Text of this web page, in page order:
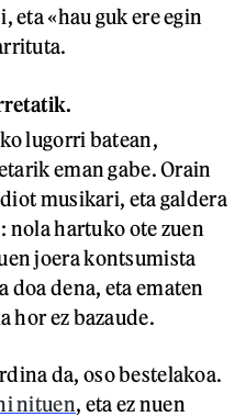
eta «hau guk ere egin
lugorri batean,
eman gabe. Orain
musikari, eta galdera
nola hartuko ote zuen
joera kontsumista
doa dena, eta ematen
hor ez bazaude.
da, oso bestelakoa.
nituen, eta ez nuen